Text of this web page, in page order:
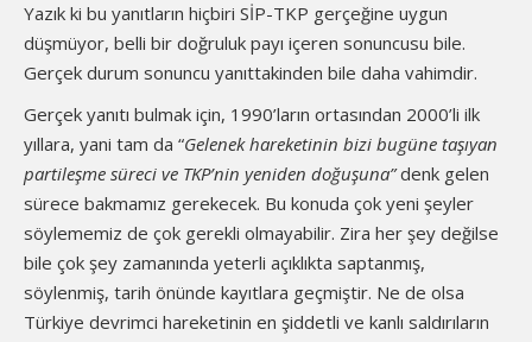
Yazık ki bu yanıtların hiçbiri SİP-TKP gerçeğine uygun
düşmüyor, belli bir doğruluk payı içeren sonuncusu bile.
Gerçek durum sonuncu yanıttakinden bile daha vahimdir.
Gerçek yanıtı bulmak için, 1990’ların ortasından 2000’li ilk
yıllara, yani tam da “Gelenek hareketinin bizi bugüne taşıyan
partileşme süreci ve TKP’nin yeniden doğuşuna”denk gelen
sürece bakmamız gerekecek. Bu konuda çok yeni şeyler
söylememiz de çok gerekli olmayabilir. Zira her şey değilse
bile çok şey zamanında yeterli açıklıkta saptanmış,
söylenmiş, tarih önünde kayıtlara geçmiştir. Ne de olsa
Türkiye devrimci hareketinin en şiddetli ve kanlı saldırıların